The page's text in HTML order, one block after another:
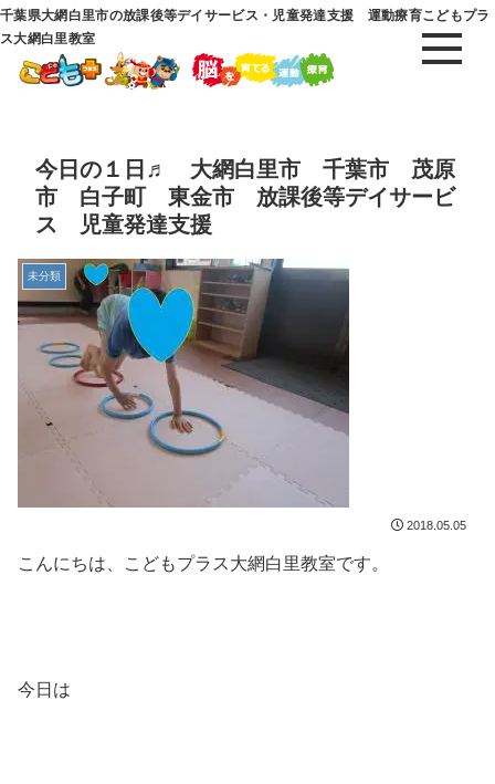
千葉県大網白里市の放課後等デイサービス・児童発達支援 運動療育こどもプラ
ス大網白里教室
今日の１日♬ 大網白里市 千葉市 茂原
市 白子町 東金市 放課後等デイサービ
ス 児童発達支援
未分類
2018.05.05
こんにちは、こどもプラス大網白里教室です。
今日は